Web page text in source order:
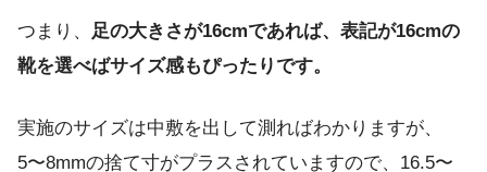
つまり、
足の大きさが16cmであれば、表記が16cmの
靴を選べばサイズ感もぴったりです。
実施のサイズは中敷を出して測ればわかりますが、
5〜8mmの捨て寸がプラスされていますので、16.5〜